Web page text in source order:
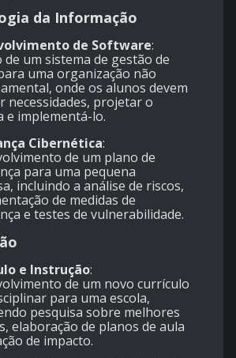
da Informação
de Software:
de um sistema de gestão de
uma organização não
onde os alunos devem
necessidades, projetar o
e implementá-lo.
Cibernética:
de um plano de
para uma pequena
incluindo a análise de riscos,
de medidas de
e testes de vulnerabilidade.
e Instrução:
de um novo currículo
para uma escola,
pesquisa sobre melhores
elaboração de planos de aula
de impacto.